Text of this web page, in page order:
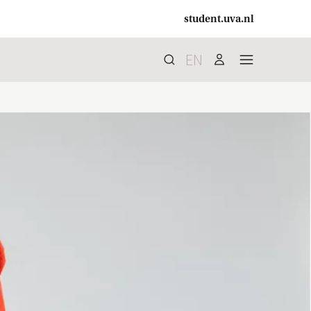
student.uva.nl
Zoeksearch
EN user menu